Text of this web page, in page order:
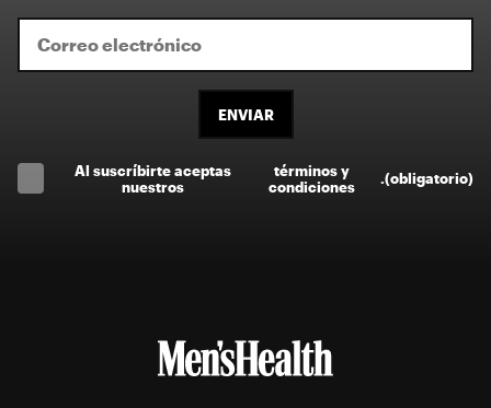
ENVIAR
Al suscríbirte aceptas
nuestros
términos y
condiciones
.(obligatorio)